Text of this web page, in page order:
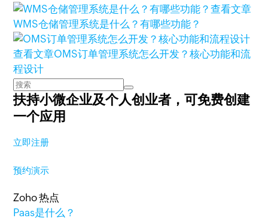
查看文章
WMS仓储管理系统是什么？有哪些功能？
查看文章OMS订单管理系统怎么开发？核心功能和流
程设计
扶持小微企业及个人创业者，可免费创建
一个应用
立即注册
预约演示
Zoho 热点
Paas是什么？